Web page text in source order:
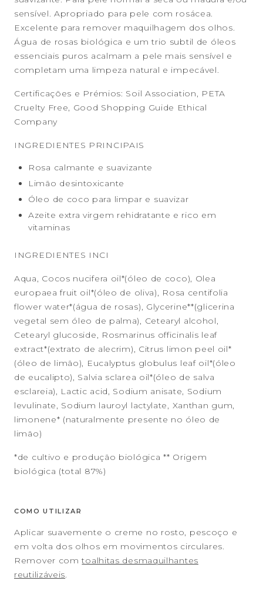
sensível. Apropriado para pele com rosácea.
Excelente para remover maquilhagem dos olhos.
Água de rosas biológica e um trio subtil de óleos
essenciais puros acalmam a pele mais sensível e
completam uma limpeza natural e impecável.
Certificações e Prémios: Soil Association, PETA
Cruelty Free, Good Shopping Guide Ethical
Company
INGREDIENTES PRINCIPAIS
Rosa calmante e suavizante
Limão desintoxicante
Óleo de coco para limpar e suavizar
Azeite extra virgem rehidratante e rico em
vitaminas
INGREDIENTES INCI
Aqua, Cocos nucifera oil*(óleo de coco), Olea
europaea fruit oil*(óleo de oliva), Rosa centifolia
flower water*(água de rosas), Glycerine**(glicerina
vegetal sem óleo de palma), Cetearyl alcohol,
Cetearyl glucoside, Rosmarinus officinalis leaf
extract*(extrato de alecrim), Citrus limon peel oil*
(óleo de limão), Eucalyptus globulus leaf oil*(óleo
de eucalipto), Salvia sclarea oil*(óleo de salva
esclareia), Lactic acid, Sodium anisate, Sodium
levulinate, Sodium lauroyl lactylate, Xanthan gum,
limonene* (naturalmente presente no óleo de
limão)
*de cultivo e produção biológica ** Origem
biológica (total 87%)
COMO UTILIZAR
Aplicar suavemente o creme no rosto, pescoço e
em volta dos olhos em movimentos circulares.
Remover comtoalhitas desmaquilhantes
reutilizáveis.